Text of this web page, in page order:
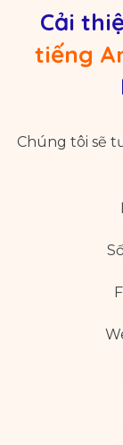
Cải
tiếng
Chúng tôi sẽ